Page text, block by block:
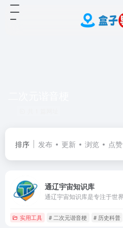
排序 发布 更新 浏览 点赞
通辽宇宙知识库
实用工具 # 二次元谐音梗 # 历史科普